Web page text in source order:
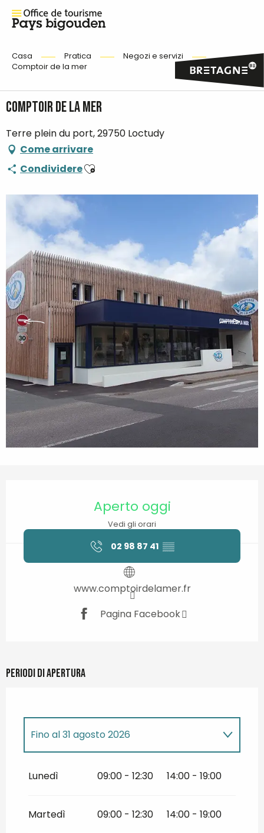
Casa Pratica
Negozi e servizi
Comptoir de la mer
Comptoir de la mer
Terre plein du port, 29750 Loctudy
Come arrivare
CondividereAjouter aux favoris
Aperto oggi
Vedi gli orari
02 98 87 41 ▒▒
www.comptoirdelamer.fr
Pagina Facebook
Periodi di apertura
1 gennaio 2026al 30 giugno 2026
Fino al31 agosto 2026
2026
Lunedì 09:00 - 12:30 14:00 - 19:00
Martedì 09:00 - 12:30 14:00 - 19:00